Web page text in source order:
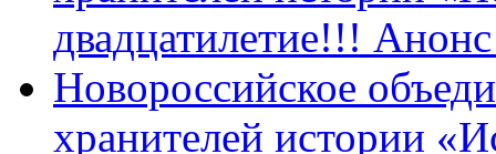
двадцатилетие!!!
Новороссийское
хранителей истории